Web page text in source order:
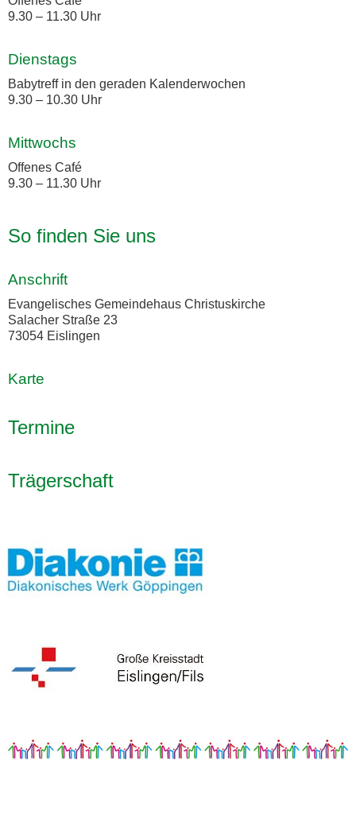
9.30 – 11.30 Uhr
Dienstags
Babytreff in den geraden Kalenderwochen
9.30 – 10.30 Uhr
Mittwochs
Offenes Café
9.30 – 11.30 Uhr
So finden Sie uns
Anschrift
Evangelisches Gemeindehaus Christuskirche
Salacher Straße 23
73054 Eislingen
Karte
Termine
Trägerschaft